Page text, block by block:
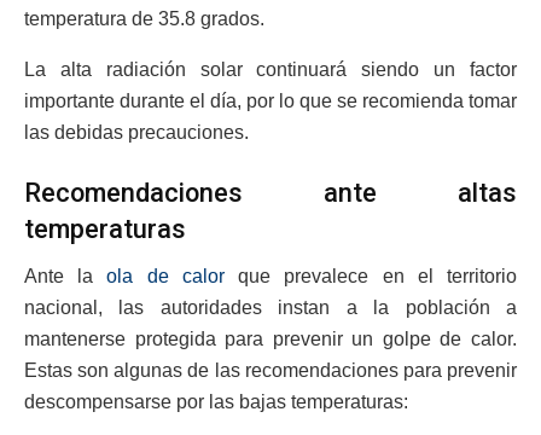
temperatura de 35.8 grados.
La alta radiación solar continuará siendo un factor
importante durante el día, por lo que se recomienda tomar
las debidas precauciones.
Recomendaciones ante altas
temperaturas
Ante la ola de calorque prevalece en el territorio
nacional, las autoridades instan a la población a
mantenerse protegida para prevenir un golpe de calor.
Estas son algunas de las recomendaciones para prevenir
descompensarse por las bajas temperaturas: